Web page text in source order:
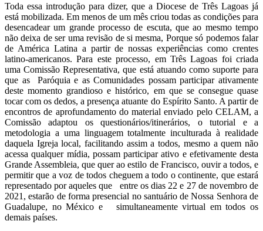
Toda essa introdução para dizer, que a Diocese de Três Lagoas já
está mobilizada. Em menos de um mês criou todas as condições para
desencadear um grande processo de escuta, que ao mesmo tempo
não deixa de ser uma revisão de si mesma, Porque só podemos falar
de América Latina a partir de nossas experiências como crentes
latino-americanos. Para este processo, em Três Lagoas foi criada
uma Comissão Representativa, que está atuando como suporte para
que as Paróquia e as Comunidades possam participar ativamente
deste momento grandioso e histórico, em que se consegue quase
tocar com os dedos, a presença atuante do Espírito Santo. A partir de
encontros de aprofundamento do material enviado pelo CELAM, a
Comissão adaptou os questionários/itinerários, o tutorial e a
metodologia a uma linguagem totalmente inculturada à realidade
daquela Igreja local, facilitando assim a todos, mesmo a quem não
acessa qualquer mídia, possam participar ativo e efetivamente desta
Grande Assembleia, que quer ao estilo de Francisco, ouvir a todos, e
permitir que a voz de todos cheguem a todo o continente, que estará
representado por aqueles que entre os dias 22 e 27 de novembro de
2021, estarão de forma presencial no santuário de Nossa Senhora de
Guadalupe, no México e simultaneamente virtual em todos os
demais países.